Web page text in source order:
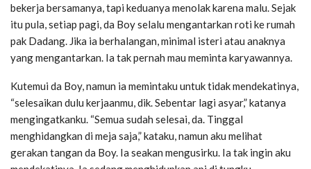
bekerja bersamanya, tapi keduanya menolak karena malu. Sejak
itu pula, setiap pagi, da Boy selalu mengantarkan roti ke rumah
pak Dadang. Jika ia berhalangan, minimal isteri atau anaknya
yang mengantarkan. Ia tak pernah mau meminta karyawannya.
Kutemui da Boy, namun ia memintaku untuk tidak mendekatinya,
“selesaikan dulu kerjaanmu, dik. Sebentar lagi asyar,” katanya
mengingatkanku. “Semua sudah selesai, da. Tinggal
menghidangkan di meja saja,” kataku, namun aku melihat
gerakan tangan da Boy. Ia seakan mengusirku. Ia tak ingin aku